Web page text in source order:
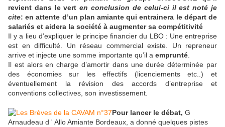
revient dans le verten conclusion de celui-ci il est noté je
cite: en attente d’un plan amiante qui entrainera le départ de
salariés et aidera la société à augmenter sa compétitivité
Il y a lieu d’expliquer le principe financier du LBO : Une entreprise
est en difficulté. Un réseau commercial existe. Un repreneur
arrive et injecte une somme importante qu’il a emprunté
Il est alors en charge d’amortir dans une durée déterminée par
des économies sur les effectifs (licenciements etc..) et
éventuellement la révision des accords d’entreprise et
conventions collectives, son investissement.
Pour lancer le débat, G
Arnaudeau d ' Allo Amiante Bordeaux, a donné quelques pistes